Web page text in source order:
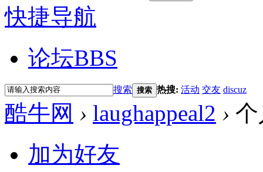
快捷导航
论坛BBS
搜索 搜索 热搜: 活动 交友 discuz
酷牛网 › laughappeal2 ›
加为好友